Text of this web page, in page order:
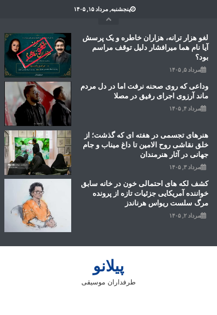
پنجشنبه, مرداد ۱۵, ۱۴۰۵
لغو هزار ترانه، هزاران خاطره و یک پرسش
آیا نام هما میرافشار دلیل توقف مراسم
بود؟
مرداد ۵, ۱۴۰۵
وداعی که روی صحنه نرفت اما در دل مردم
ماند آرزوی اجرای رفیق در مصلا
مرداد ۴, ۱۴۰۵
هنرهای تجسمی در هفته ای که گذشت؛ از
خلق نقاشی روح الامین تا داغ میناب و جام
جهانی در آثار هنرمندان
مرداد ۳, ۱۴۰۵
کشف لکه های احتمالی خون در خانه سابق
خواننده آمریکایی جزئیات تازه از پرونده
مرگ سلست ریواس هرناندز
مرداد ۲, ۱۴۰۵
پیلانو
طرفداران موسیقی